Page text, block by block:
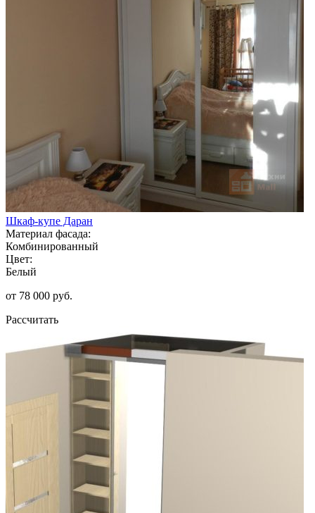
Шкаф-купе Даран
Материал фасада:
Комбинированный
Цвет:
Белый
от 78 000 руб.
Рассчитать